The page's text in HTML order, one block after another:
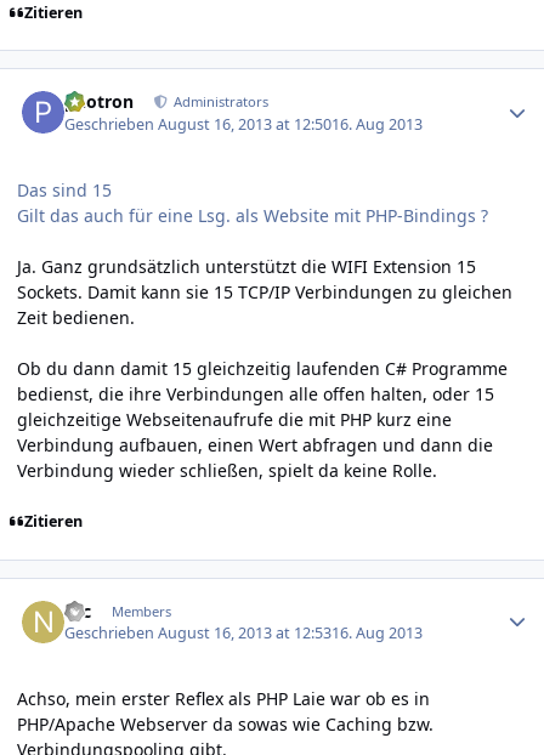
Zitieren
photron Administrators
GeschriebenAugust 16, 2013 at 12:5016. Aug 2013
Das sind 15
Gilt das auch für eine Lsg. als Website mit PHP-Bindings ?
Ja. Ganz grundsätzlich unterstützt die WIFI Extension 15
Sockets. Damit kann sie 15 TCP/IP Verbindungen zu gleichen
Zeit bedienen.
Ob du dann damit 15 gleichzeitig laufenden C# Programme
bedienst, die ihre Verbindungen alle offen halten, oder 15
gleichzeitige Webseitenaufrufe die mit PHP kurz eine
Verbindung aufbauen, einen Wert abfragen und dann die
Verbindung wieder schließen, spielt da keine Rolle.
Zitieren
Nic Members
GeschriebenAugust 16, 2013 at 12:5316. Aug 2013
Achso, mein erster Reflex als PHP Laie war ob es in
PHP/Apache Webserver da sowas wie Caching bzw.
Verbindungspooling gibt.